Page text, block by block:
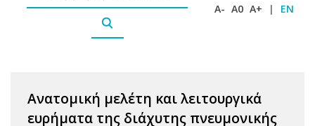
A- A0 A+ | EN
Ανατομική μελέτη και λειτουργικά
ευρήματα της διάχυτης πνευμονικής